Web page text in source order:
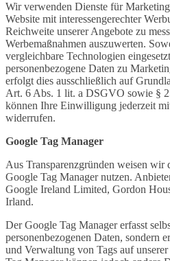
Wir verwenden Dienste für
Website mit interessengerechter
Reichweite unserer Angebote zu
Werbemaßnahmen auszuwerten.
vergleichbare Technologien
personenbezogene Daten zu
erfolgt dies ausschließlich auf
Art. 6 Abs. 1 lit. a DSGVO sowie §
können Ihre Einwilligung jederzeit
widerrufen.
Google Tag Manager
Aus Transparenzgründen weisen wir
Google Tag Manager nutzen.
Google Ireland Limited, Gordon
Irland.
Der Google Tag Manager erfasst
personenbezogenen Daten, sondern
und Verwaltung von Tags auf